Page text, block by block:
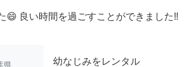
😄 良い時間を過ごすことができました‼️
県 幼なじみをレンタル